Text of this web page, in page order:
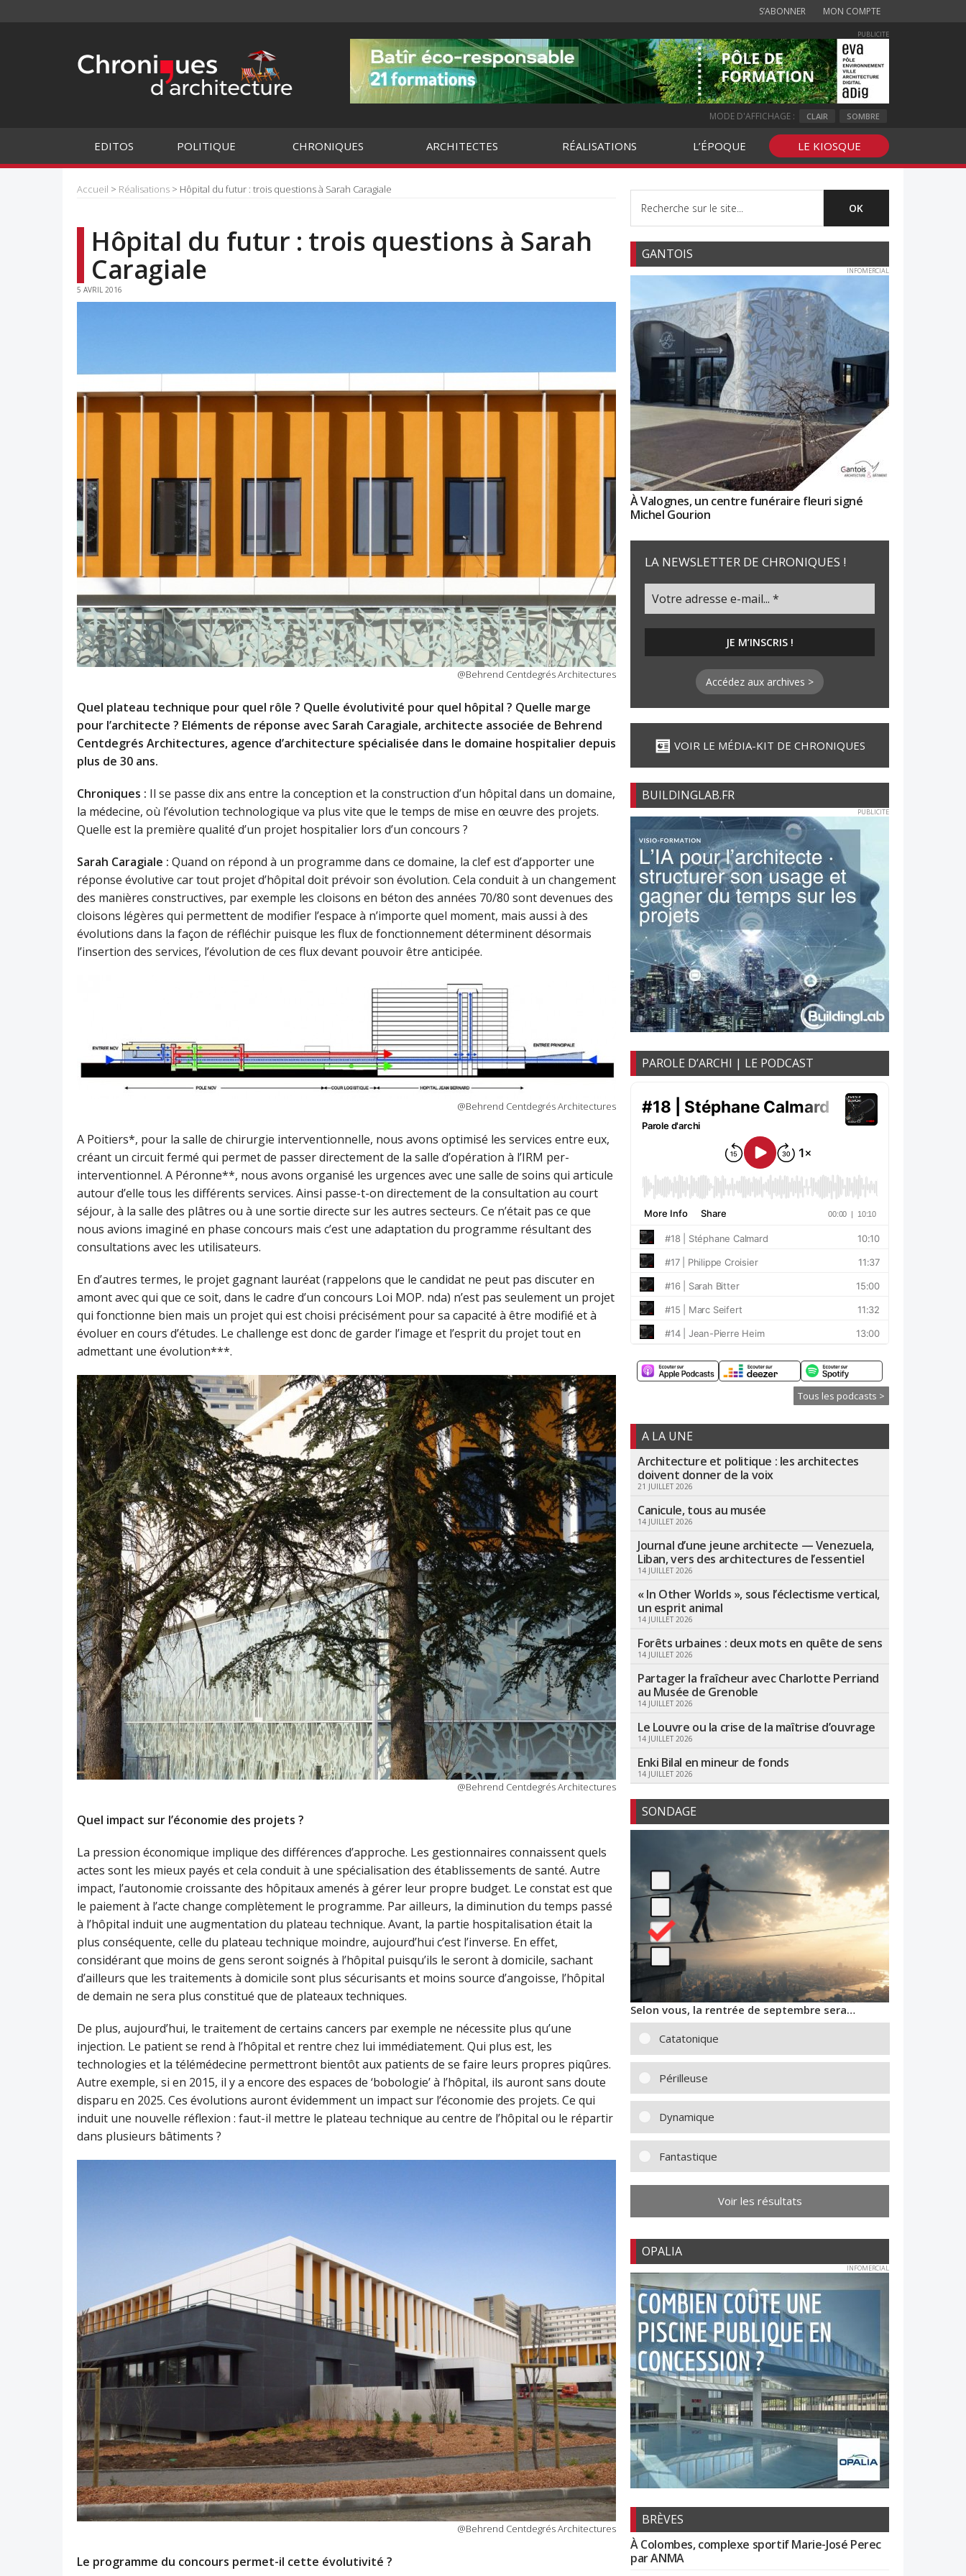
S’ABONNER MON COMPTE
PUBLICITE
MODE D'AFFICHAGE : CLAIR SOMBRE
EDITOS POLITIQUE CHRONIQUES ARCHITECTES RÉALISATIONS L’ÉPOQUE LE KIOSQUE
Accueil > Réalisations > Hôpital du futur : trois questions à Sarah Caragiale
Hôpital du futur : trois questions à Sarah
Caragiale
5 AVRIL 2016
@Behrend Centdegrés Architectures
Quel plateau technique pour quel rôle ? Quelle évolutivité pour quel hôpital ? Quelle marge
pour l’architecte ? Eléments de réponse avec Sarah Caragiale, architecte associée de Behrend
Centdegrés Architectures, agence d’architecture spécialisée dans le domaine hospitalier depuis
plus de 30 ans.
Chroniques : Il se passe dix ans entre la conception et la construction d’un hôpital dans un domaine,
la médecine, où l’évolution technologique va plus vite que le temps de mise en œuvre des projets.
Quelle est la première qualité d’un projet hospitalier lors d’un concours ?
Sarah Caragiale : Quand on répond à un programme dans ce domaine, la clef est d’apporter une
réponse évolutive car tout projet d’hôpital doit prévoir son évolution. Cela conduit à un changement
des manières constructives, par exemple les cloisons en béton des années 70/80 sont devenues des
cloisons légères qui permettent de modifier l’espace à n’importe quel moment, mais aussi à des
évolutions dans la façon de réfléchir puisque les flux de fonctionnement déterminent désormais
l’insertion des services, l’évolution de ces flux devant pouvoir être anticipée.
@Behrend Centdegrés Architectures
A Poitiers*, pour la salle de chirurgie interventionnelle, nous avons optimisé les services entre eux,
créant un circuit fermé qui permet de passer directement de la salle d’opération à l’IRM per-
interventionnel. A Péronne**, nous avons organisé les urgences avec une salle de soins qui articule
autour d’elle tous les différents services. Ainsi passe-t-on directement de la consultation au court
séjour, à la salle des plâtres ou à une sortie directe sur les autres secteurs. Ce n’était pas ce que
nous avions imaginé en phase concours mais c’est une adaptation du programme résultant des
consultations avec les utilisateurs.
En d’autres termes, le projet gagnant lauréat (rappelons que le candidat ne peut pas discuter en
amont avec qui que ce soit, dans le cadre d’un concours Loi MOP. nda) n’est pas seulement un projet
qui fonctionne bien mais un projet qui est choisi précisément pour sa capacité à être modifié et à
évoluer en cours d’études. Le challenge est donc de garder l’image et l’esprit du projet tout en
admettant une évolution***.
@Behrend Centdegrés Architectures
Quel impact sur l’économie des projets ?
La pression économique implique des différences d’approche. Les gestionnaires connaissent quels
actes sont les mieux payés et cela conduit à une spécialisation des établissements de santé. Autre
impact, l’autonomie croissante des hôpitaux amenés à gérer leur propre budget. Le constat est que
le paiement à l’acte change complètement le programme. Par ailleurs, la diminution du temps passé
à l’hôpital induit une augmentation du plateau technique. Avant, la partie hospitalisation était la
plus conséquente, celle du plateau technique moindre, aujourd’hui c’est l’inverse. En effet,
considérant que moins de gens seront soignés à l’hôpital puisqu’ils le seront à domicile, sachant
d’ailleurs que les traitements à domicile sont plus sécurisants et moins source d’angoisse, l’hôpital
de demain ne sera plus constitué que de plateaux techniques.
De plus, aujourd’hui, le traitement de certains cancers par exemple ne nécessite plus qu’une
injection. Le patient se rend à l’hôpital et rentre chez lui immédiatement. Qui plus est, les
technologies et la télémédecine permettront bientôt aux patients de se faire leurs propres piqûres.
Autre exemple, si en 2015, il y a encore des espaces de ‘bobologie’ à l’hôpital, ils auront sans doute
disparu en 2025. Ces évolutions auront évidemment un impact sur l’économie des projets. Ce qui
induit une nouvelle réflexion : faut-il mettre le plateau technique au centre de l’hôpital ou le répartir
dans plusieurs bâtiments ?
@Behrend Centdegrés Architectures
Le programme du concours permet-il cette évolutivité ?
GANTOIS
INFOMERCIAL
À Valognes, un centre funéraire fleuri signé
Michel Gourion
LA NEWSLETTER DE CHRONIQUES !
Accédez aux archives >
VOIR LE MÉDIA-KIT DE CHRONIQUES
BUILDINGLAB.FR
PUBLICITE
PAROLE D’ARCHI | LE PODCAST
Tous les podcasts >
A LA UNE
Architecture et politique : les architectes
doivent donner de la voix
21 JUILLET 2026
Canicule, tous au musée
14 JUILLET 2026
Journal d’une jeune architecte — Venezuela,
Liban, vers des architectures de l’essentiel
14 JUILLET 2026
« In Other Worlds », sous l’éclectisme vertical,
un esprit animal
14 JUILLET 2026
Forêts urbaines : deux mots en quête de sens
14 JUILLET 2026
Partager la fraîcheur avec Charlotte Perriand
au Musée de Grenoble
14 JUILLET 2026
Le Louvre ou la crise de la maîtrise d’ouvrage
14 JUILLET 2026
Enki Bilal en mineur de fonds
14 JUILLET 2026
SONDAGE
Selon vous, la rentrée de septembre sera…
Catatonique
Périlleuse
Dynamique
Fantastique
Voir les résultats
OPALIA
INFOMERCIAL
BRÈVES
À Colombes, complexe sportif Marie-José Perec
par ANMA